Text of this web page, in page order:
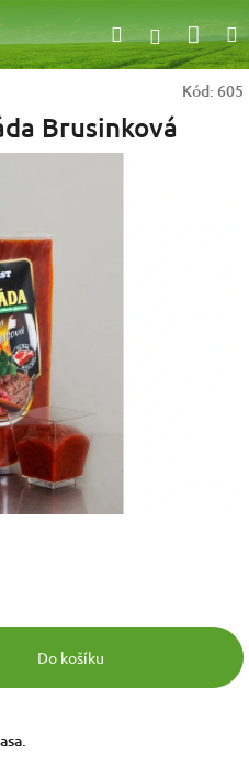
HledatPřihlášení
Kód: 605
Brusinková
Do košíku